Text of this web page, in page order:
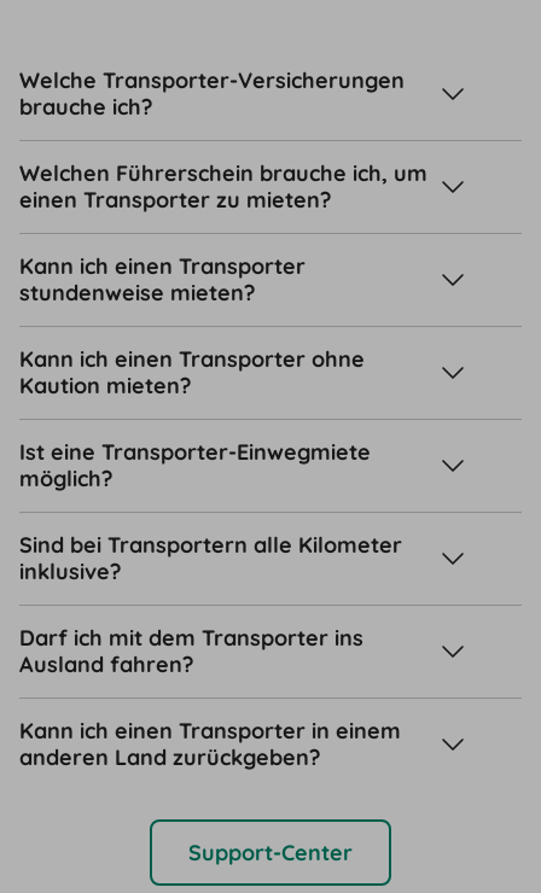
Welche Transporter-Versicherungen
brauche ich?
Welchen Führerschein brauche ich, um
einen Transporter zu mieten?
Kann ich einen Transporter
stundenweise mieten?
Kann ich einen Transporter ohne
Kaution mieten?
Ist eine Transporter-Einwegmiete
möglich?
Sind bei Transportern alle Kilometer
inklusive?
Darf ich mit dem Transporter ins
Ausland fahren?
Kann ich einen Transporter in einem
anderen Land zurückgeben?
Support-Center